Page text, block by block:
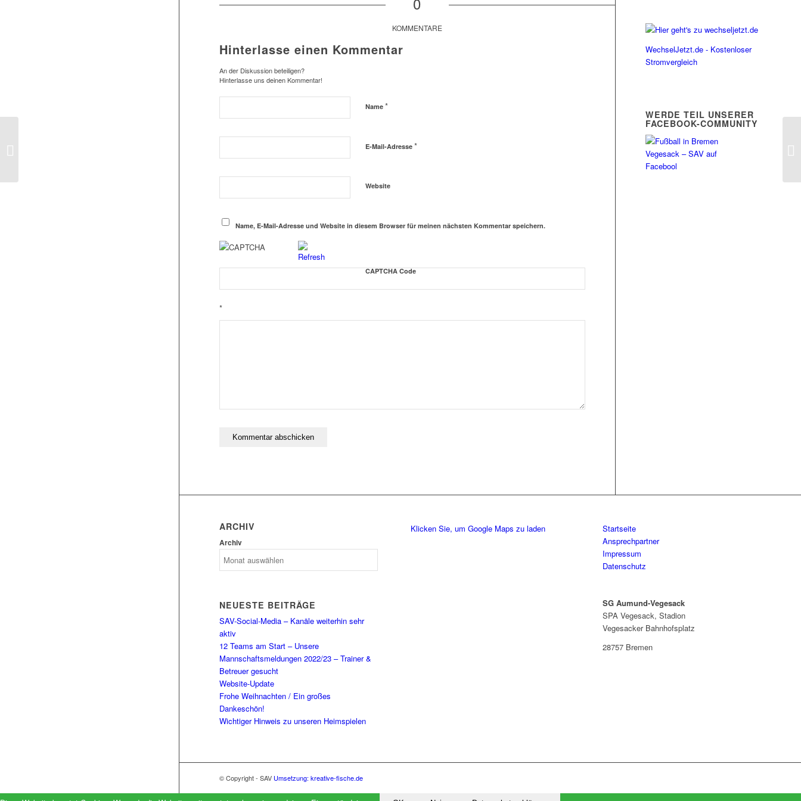
KOMMENTARE
Hinterlasse einen Kommentar
An der Diskussion beteiligen?
Hinterlasse uns deinen Kommentar!
Name *
E-Mail-Adresse *
Website
Name, E-Mail-Adresse und Website in diesem Browser für meinen nächsten Kommentar speichern.
CAPTCHA Code
*
WechselJetzt.de - Kostenloser
Stromvergleich
WERDE TEIL UNSERER
FACEBOOK-COMMUNITY
ARCHIV
Archiv
NEUESTE BEITRÄGE
SAV-Social-Media – Kanäle weiterhin sehr
aktiv
12 Teams am Start – Unsere
Mannschaftsmeldungen 2022/23 – Trainer &
Betreuer gesucht
Website-Update
Frohe Weihnachten / Ein großes
Dankeschön!
Wichtiger Hinweis zu unseren Heimspielen
Klicken Sie, um Google Maps zu laden
Startseite
Ansprechpartner
Impressum
Datenschutz
SG Aumund-Vegesack
SPA Vegesack, Stadion
Vegesacker Bahnhofsplatz
28757 Bremen
© Copyright - SAV Umsetzung: kreative-fische.de